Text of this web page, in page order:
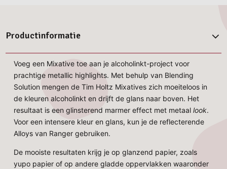
Productinformatie
Voeg een Mixative toe aan je alcoholinkt-project voor
prachtige metallic highlights. Met behulp van Blending
Solution mengen de Tim Holtz Mixatives zich moeiteloos in
de kleuren alcoholinkt en drijft de glans naar boven. Het
resultaat is een glinsterend marmer effect met metaallook.
Voor een intensere kleur en glans, kun je de reflecterende
Alloys van Ranger gebruiken.
De mooiste resultaten krijg je op glanzend papier, zoals
yupo papier of op andere gladde oppervlakken waaronder